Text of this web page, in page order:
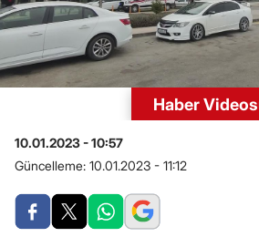
Haber
10.01.2023 - 10:57
Güncelleme: 10.01.2023 - 11:12